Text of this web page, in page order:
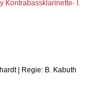
| Regie: B. Kabuth